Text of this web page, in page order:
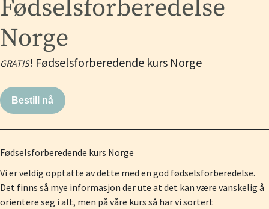
Fødselsforberedelse
Norge
GRATIS! Fødselsforberedende kurs Norge
Bestill nå
Fødselsforberedende kurs Norge
Vi er veldig opptatte av dette med en god fødselsforberedelse.
Det finns så mye informasjon der ute at det kan være vanskelig å
orientere seg i alt, men på våre kurs så har vi sortert